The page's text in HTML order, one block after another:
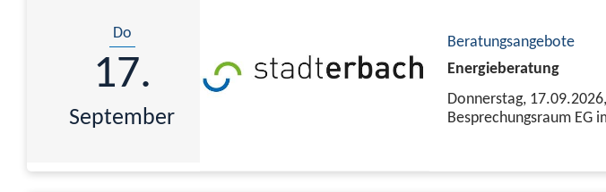
Do
17.
September
Beratungsangebote
Energieberatung
Donnerstag, 17.09.2026,
Besprechungsraum EG